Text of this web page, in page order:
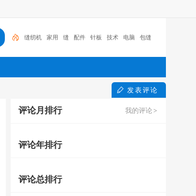
缝纫机 家用 缝 配件 针板 技术 电脑 包缝
机械 电脑平车
发表评论
我的评论 >
评论月排行
评论年排行
评论总排行